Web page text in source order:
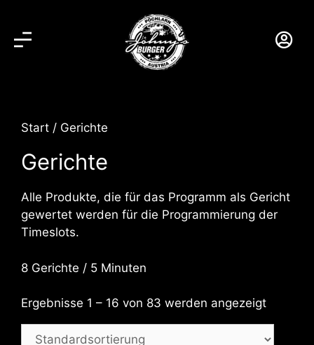
Start / Gerichte
Gerichte
Alle Produkte, die für das Programm als Gericht
gewertet werden für die Programmierung der
Timeslots.
8 Gerichte / 5 Minuten
Ergebnisse 1 – 16 von 83 werden angezeigt